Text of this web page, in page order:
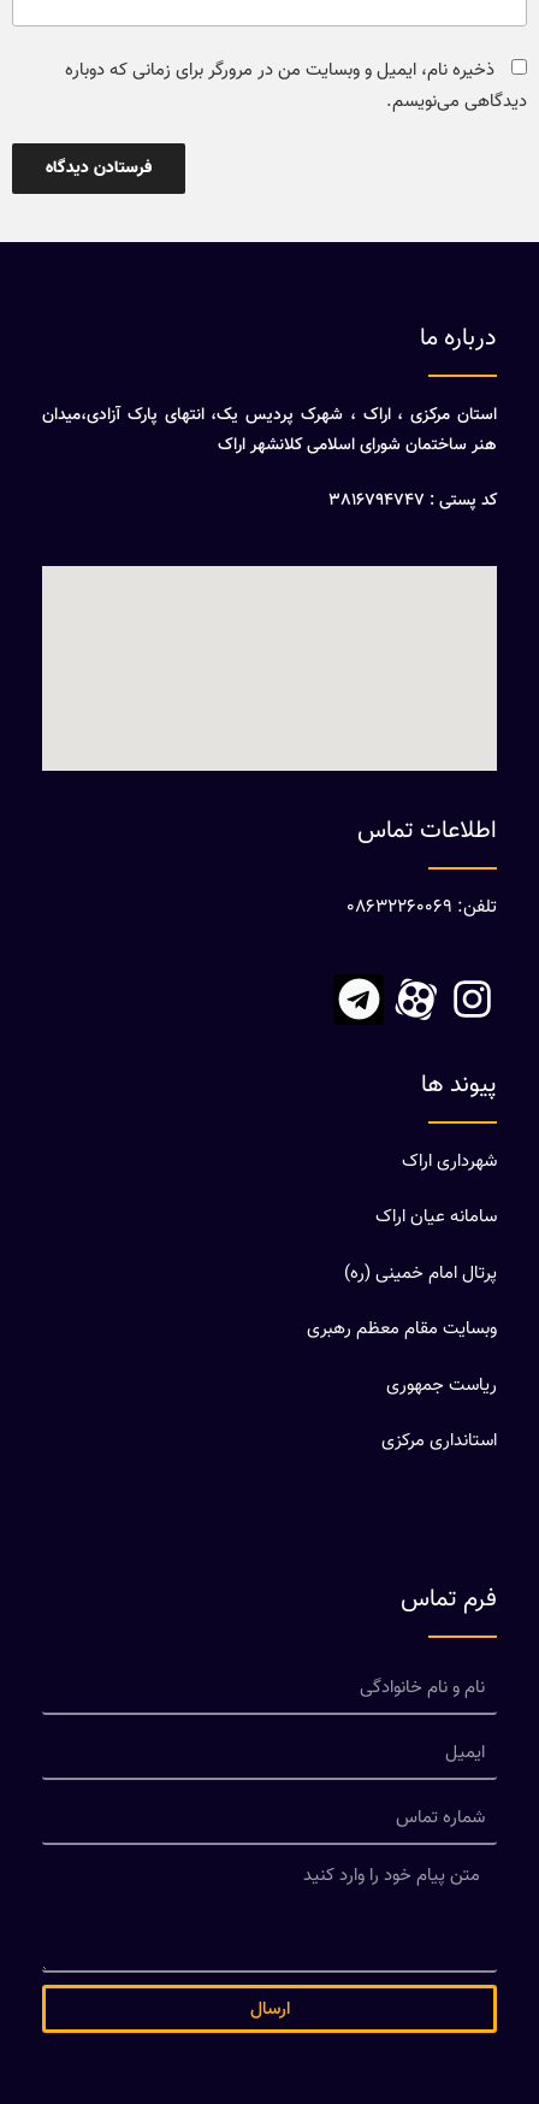
ذخیره نام، ایمیل و وبسایت من در مرورگر برای زمانی که دوباره
دیدگاهی می‌نویسم.
درباره ما
استان مرکزی ، اراک ، شهرک پردیس یک، انتهای پارک آزادی،میدان
هنر ساختمان شورای اسلامی کلانشهر اراک
کد پستی : 3816794747
اطلاعات تماس
تلفن: 08632260069
پیوند ها
شهرداری اراک
سامانه عیان اراک
پرتال امام خمینی (ره)
وبسایت مقام معظم رهبری
ریاست جمهوری
استانداری مرکزی
فرم تماس
ارسال